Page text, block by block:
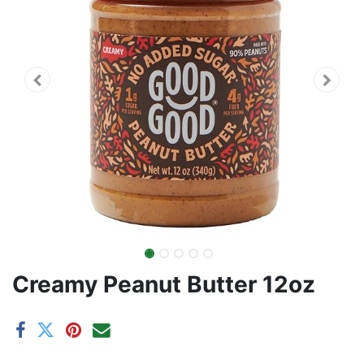
Creamy Peanut Butter 12oz